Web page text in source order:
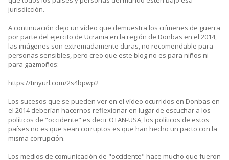
jurisdicción.
A continuación dejo un vídeo que demuestra los crímenes de guerra
por parte del ejercito de Ucrania en la región de Donbas en el 2014,
las imágenes son extremadamente duras, no recomendable para
personas sensibles, pero creo que este blog no es para niños ni
para gazmoños:
https://tinyurl.com/2s4bpwp2
Los sucesos que se pueden ver en el vídeo ocurridos en Donbas en
el 2014 deberían hacernos reflexionar en lugar de escuchar a los
políticos de "occidente" es decir OTAN-USA, los políticos de estos
países no es que sean corruptos es que han hecho un pacto con la
misma corrupción.
Los medios de comunicación de "occidente" hace mucho que fueron